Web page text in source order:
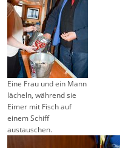
Eine Frau und ein Mann
lächeln, während sie
Eimer mit Fisch auf
einem Schiff
austauschen.